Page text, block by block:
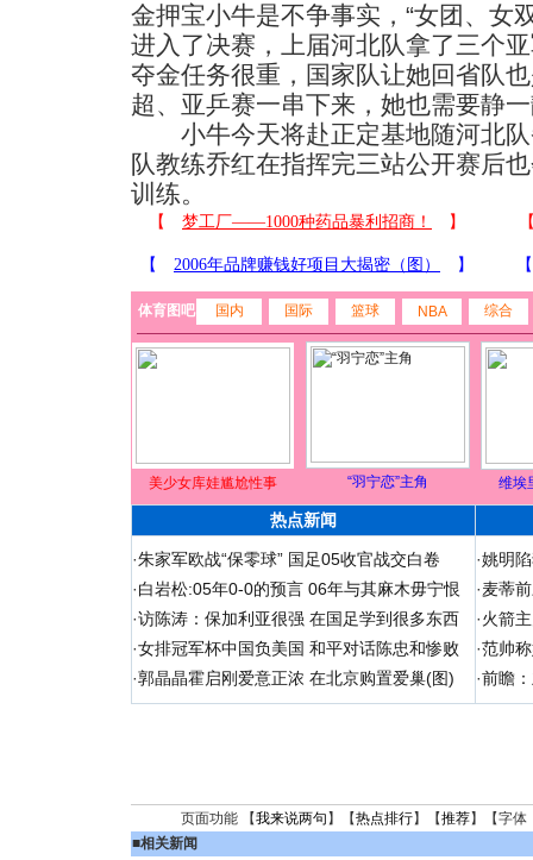
金押宝小牛是不争事实，“女团、女
进入了决赛，上届河北队拿了三个
夺金任务很重，国家队让她回省队
超、亚乒赛一串下来，她也需要静
小牛今天将赴正定基地随河北队
队教练乔红在指挥完三站公开赛后
训练。
体育图吧 国内 国际 篮球 NBA 综合
美少女库娃尴尬性事 “羽宁恋”主角 维埃
热点新闻
·朱家军欧战“保零球” 国足05收官战交白卷
·白岩松:05年0-0的预言 06年与其麻木毋宁恨
·访陈涛：保加利亚很强 在国足学到很多东西
·女排冠军杯中国负美国 和平对话陈忠和惨败
·郭晶晶霍启刚爱意正浓 在北京购置爱巢(图)
·姚明
·麦蒂
·火箭
·范帅
·前瞻
页面功能 【我来说两句 】【热点排行】【推荐】【字体
■相关新闻